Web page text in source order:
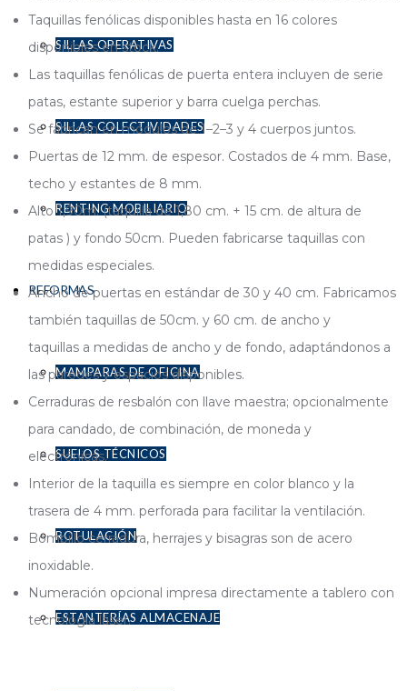
SILLAS OPERATIVAS
SILLAS COLECTIVIDADES
RENTING MOBILIARIO
REFORMAS
MAMPARAS DE OFICINA
SUELOS TÉCNICOS
ROTULACIÓN
ESTANTERÍAS ALMACENAJE
Taquillas fenólicas disponibles hasta en 16 colores
disponibles en stock.
Las taquillas fenólicas de puerta entera incluyen de serie
patas, estante superior y barra cuelga perchas.
Se fabrican en módulos de 1–2–3 y 4 cuerpos juntos.
Puertas de 12 mm. de espesor. Costados de 4 mm. Base,
techo y estantes de 8 mm.
Alto 1,90m. (taquilla de 1,80 cm. + 15 cm. de altura de
patas ) y fondo 50cm. Pueden fabricarse taquillas con
medidas especiales.
Ancho de puertas en estándar de 30 y 40 cm. Fabricamos
también taquillas de 50cm. y 60 cm. de ancho y
taquillas a medidas de ancho y de fondo, adaptándonos a
las paredes y espacios disponibles.
Cerraduras de resbalón con llave maestra; opcionalmente
para candado, de combinación, de moneda y
electrónicas.
Interior de la taquilla es siempre en color blanco y la
trasera de 4 mm. perforada para facilitar la ventilación.
Bombillo cerradura, herrajes y bisagras son de acero
inoxidable.
Numeración opcional impresa directamente a tablero con
tecnología láser.